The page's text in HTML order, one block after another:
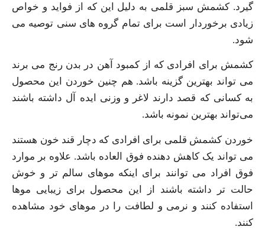
گیرد. کشمش سبز قلمی به دلیل این که از فواید و خواص
زیادی برخوردار است برای تمام گروه های سنی توصیه می
شود.
کشمش برای افرادی که از کمبود آهن در بدن رنج می برند
می تواند بهترین گزینه باشد. هم چنین خوردن این محصول
به کسانی که قصد دارند لاغر و وزنی ایده آل داشته باشند
می‌تواند بهترین نمونه باشد.
خوردن کشمش قلمی برای افرادی که دچار قند خون هستند
می تواند یک کاهش دهنده فوق العاده باشد. علاوه بر موارد
فوق افراد می توانند برای اینکه موهای سالم تر و خوش
حالت تر داشته باشند از این محصول برای زیبایی موها
استفاده کنند و نرمی و لطافت را در موهای خود مشاهده
کنند.